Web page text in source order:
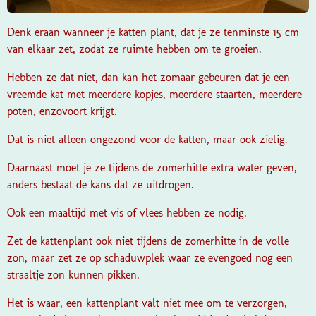
Denk eraan wanneer je katten plant, dat je ze tenminste 15 cm
van elkaar zet, zodat ze ruimte hebben om te groeien.
Hebben ze dat niet, dan kan het zomaar gebeuren dat je een
vreemde kat met meerdere kopjes, meerdere staarten, meerdere
poten, enzovoort krijgt.
Dat is niet alleen ongezond voor de katten, maar ook zielig.
Daarnaast moet je ze tijdens de zomerhitte extra water geven,
anders bestaat de kans dat ze uitdrogen.
Ook een maaltijd met vis of vlees hebben ze nodig.
Zet de kattenplant ook niet tijdens de zomerhitte in de volle
zon, maar zet ze op schaduwplek waar ze evengoed nog een
straaltje zon kunnen pikken.
Het is waar, een kattenplant valt niet mee om te verzorgen,